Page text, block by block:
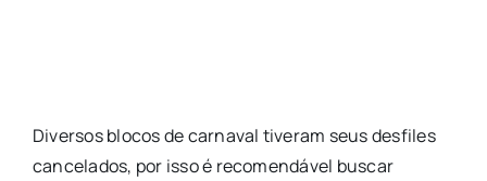
Diversos blocos de carnaval tiveram seus desfiles
cancelados, por isso é recomendável buscar